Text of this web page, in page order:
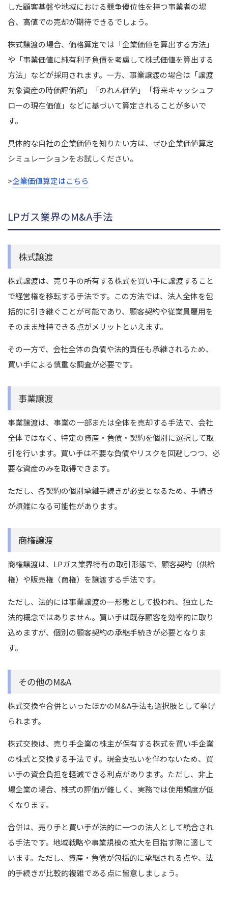
した顧客基盤や地域における競争優位性を持つ事業者の場
合、高値での売却が期待できるでしょう。
株式譲渡の場合、価格算定では「企業価値を算出する方法」
や「事業価値に純有利子負債を考慮して株式価値を算出する
方法」などが採用されます。一方、事業譲渡の場合は「譲渡
対象資産の時価評価額」「のれん価値」「将来キャッシュフ
ローの現在価値」などに基づいて算定されることが多いで
す。
具体的な自社の企業価値を知りたい方は、ぜひ企業価値算定
シミュレーションをお試しください。
>企業価値算定はこちら
LPガス業界のM&A手法
株式譲渡
株式譲渡は、売り手の所有する株式を買い手に譲渡すること
で経営権を移転する手法です。この方法では、法人全体を包
括的に引き継ぐことが可能であり、顧客契約や従業員雇用を
そのまま維持できる点がメリットといえます。
その一方で、会社全体の負債や法的責任も承継されるため、
買い手による慎重な調査が必要です。
事業譲渡
事業譲渡は、事業の一部または全体を売却する手法で、会社
全体ではなく、特定の資産・負債・契約を個別に選択して取
引を行います。買い手は不要な負債やリスクを回避しつつ、必
要な資産のみを取得できます。
ただし、各契約の個別承継手続きが必要となるため、手続き
が煩雑になる可能性があります。
商権譲渡
商権譲渡は、LPガス業界特有の取引形態で、顧客契約（供給
権）や販売権（商権）を譲渡する手法です。
ただし、法的には事業譲渡の一形態として扱われ、独立した
法的概念ではありません。買い手は既存顧客を効率的に取り
込めますが、個別の顧客契約の承継手続きが必要となりま
す。
その他のM&A
株式交換や合併といったほかのM&A手法も選択肢として挙げ
られます。
株式交換は、売り手企業の株主が保有する株式を買い手企業
の株式と交換する手法です。現金支払いを伴わないため、買
い手の資金負担を軽減できる利点があります。ただし、非上
場企業の場合、株式の評価が難しく、実務では使用頻度が低
くなります。
合併は、売り手と買い手が法的に一つの法人として統合され
る手法です。地域戦略や事業規模の拡大を目指す際に適して
います。ただし、資産・負債が包括的に承継される点や、法
的手続きが比較的複雑である点に留意しましょう。